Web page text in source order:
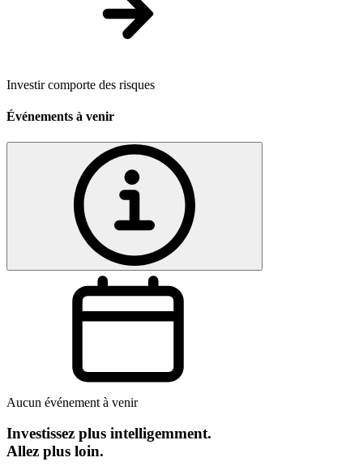
Investir comporte des risques
Événements à venir
Aucun événement à venir
Investissez plus intelligemment.
Allez plus loin.